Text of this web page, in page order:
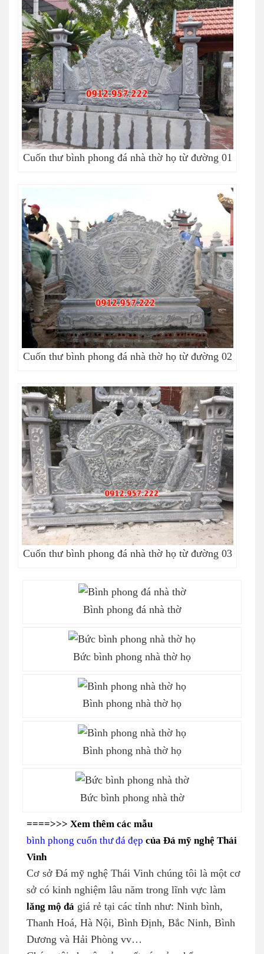
Cuốn thư bình phong đá nhà thờ họ từ đường 01
Cuốn thư bình phong đá nhà thờ họ từ đường 02
Cuốn thư bình phong đá nhà thờ họ từ đường 03
Bình phong đá nhà thờ
Bức bình phong nhà thờ họ
Bình phong nhà thờ họ
Bình phong nhà thờ họ
Bức bình phong nhà thờ
====>>> Xem thêm các mẫu
bình phong cuốn thư đá đẹp của Đá mỹ nghệ Thái
Vinh
Cơ sở Đá mỹ nghệ Thái Vinh chúng tôi là một cơ
sở có kinh nghiệm lâu năm trong lĩnh vực làm
lăng mộ đá giá rẻ tại các tỉnh như: Ninh bình,
Thanh Hoá, Hà Nội, Bình Định, Bắc Ninh, Bình
Dương và Hải Phòng vv…